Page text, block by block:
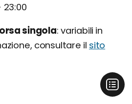
23:00
singola variabili in
consultare il sito